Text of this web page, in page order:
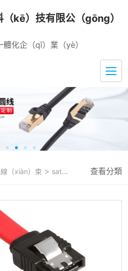
kē）技有限公（gōng）
化企（qǐ）業（yè）
（xiàn）束 > sata數據線 查看分類